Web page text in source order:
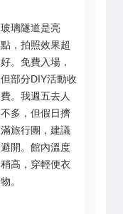
玻璃隧道是亮
點，拍照效果超
好。免費入場，
但部分DIY活動收
費。我週五去人
不多，但假日擠
滿旅行團，建議
避開。館內溫度
稍高，穿輕便衣
物。